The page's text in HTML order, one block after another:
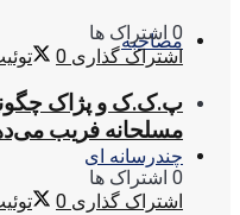
مصاحبه
چندرسانه ای
0 اشتراک ها
اشتراک گذاری 0
پ.ک.ک و پژاک چگونه
مسلحانه فریب
0 اشتراک ها
اشتراک گذاری 0